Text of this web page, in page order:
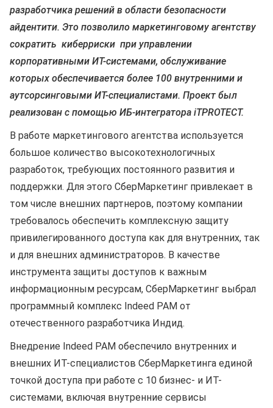
разработчика решений в области безопасности
айдентити. Это позволило маркетинговому агентству
сократить киберриски при управлении
корпоративными ИТ-системами, обслуживание
которых обеспечивается более 100 внутренними и
аутсорсинговыми ИТ-специалистами. Проект был
реализован с помощью ИБ-интегратора iTPROTECT.
В работе маркетингового агентства используется
большое количество высокотехнологичных
разработок, требующих постоянного развития и
поддержки. Для этого СберМаркетинг привлекает в
том числе внешних партнеров, поэтому компании
требовалось обеспечить комплексную защиту
привилегированного доступа как для внутренних, так
и для внешних администраторов. В качестве
инструмента защиты доступов к важным
информационным ресурсам, СберМаркетинг выбрал
программный комплекс Indeed PAM от
отечественного разработчика Индид.
Внедрение Indeed PAM обеспечило внутренних и
внешних ИТ-специалистов СберМаркетинга единой
точкой доступа при работе с 10 бизнес- и ИТ-
системами, включая внутренние сервисы